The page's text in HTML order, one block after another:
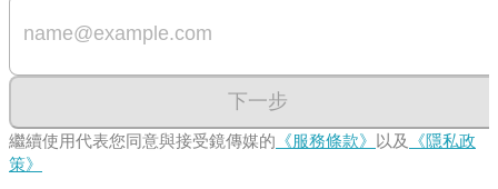
下一步
繼續使用代表您同意與接受鏡傳媒的 《服務條款》 以及 《隱私政
策》